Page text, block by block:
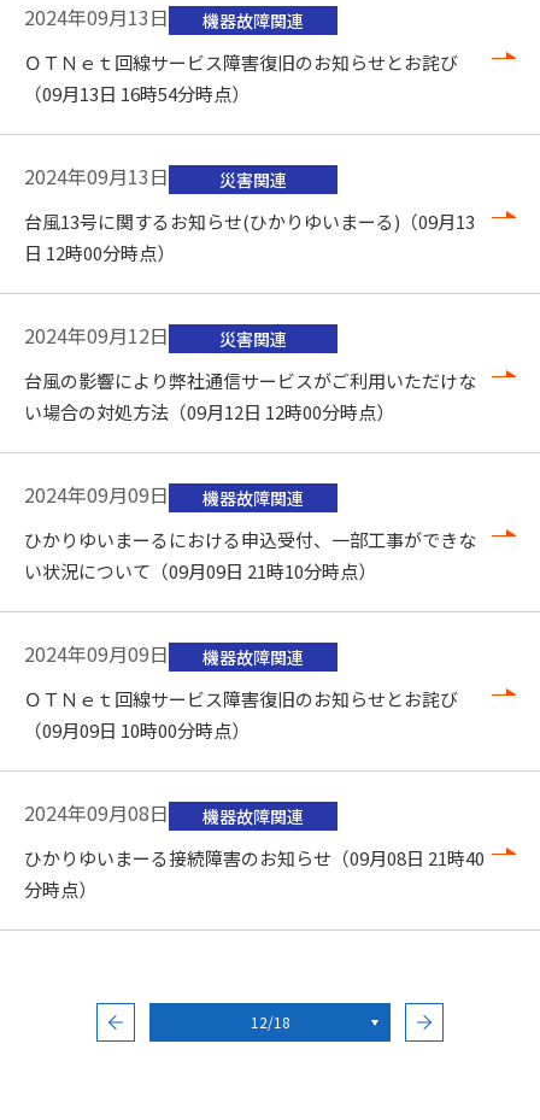
2024年09月13日 機器故障関連
ＯＴＮｅｔ回線サービス障害復旧のお知らせとお詫び
（09月13日 16時54分時点）
2024年09月13日 災害関連
台風13号に関するお知らせ(ひかりゆいまーる)（09月13
日 12時00分時点）
2024年09月12日 災害関連
台風の影響により弊社通信サービスがご利用いただけな
い場合の対処方法（09月12日 12時00分時点）
2024年09月09日 機器故障関連
ひかりゆいまーるにおける申込受付、一部工事ができな
い状況について（09月09日 21時10分時点）
2024年09月09日 機器故障関連
ＯＴＮｅｔ回線サービス障害復旧のお知らせとお詫び
（09月09日 10時00分時点）
2024年09月08日 機器故障関連
ひかりゆいまーる接続障害のお知らせ（09月08日 21時40
分時点）
12/18